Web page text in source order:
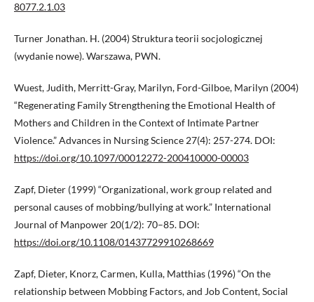
8077.2.1.03
Turner Jonathan. H. (2004) Struktura teorii socjologicznej
(wydanie nowe). Warszawa, PWN.
Wuest, Judith, Merritt-Gray, Marilyn, Ford-Gilboe, Marilyn (2004)
“Regenerating Family Strengthening the Emotional Health of
Mothers and Children in the Context of Intimate Partner
Violence.” Advances in Nursing Science 27(4): 257-274. DOI:
https://doi.org/10.1097/00012272-200410000-00003
Zapf, Dieter (1999) “Organizational, work group related and
personal causes of mobbing/bullying at work.” International
Journal of Manpower 20(1/2): 70–85. DOI:
https://doi.org/10.1108/01437729910268669
Zapf, Dieter, Knorz, Carmen, Kulla, Matthias (1996) “On the
relationship between Mobbing Factors, and Job Content, Social